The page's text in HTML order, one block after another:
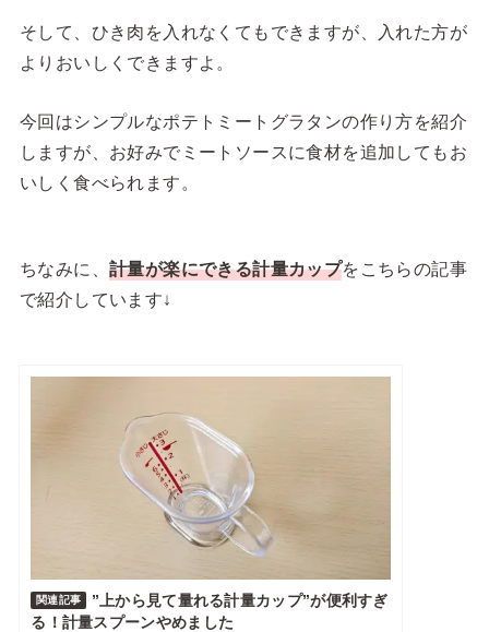
そして、ひき肉を入れなくてもできますが、入れた方が
よりおいしくできますよ。
今回はシンプルなポテトミートグラタンの作り方を紹介
しますが、お好みでミートソースに食材を追加してもお
いしく食べられます。
ちなみに、 計量が楽にできる計量カップをこちらの記事
で紹介しています↓
関連記事
”上から見て量れる計量カップ”が便利すぎ
る！計量スプーンやめました